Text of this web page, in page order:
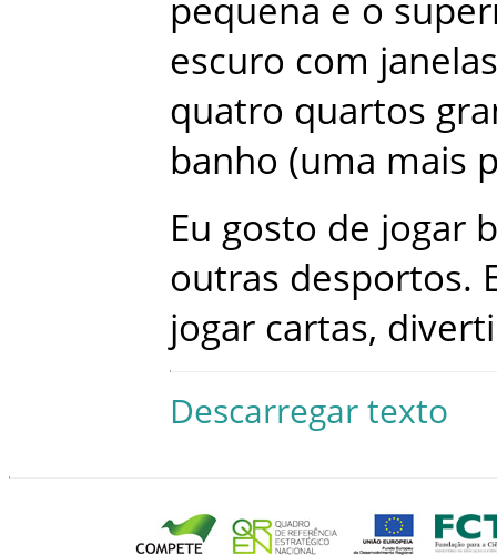
pequena e o
escuro com janelas
quatro quartos
banho (uma mais
Eu gosto de jogar
outras desportos.
jogar cartas,
Descarregar texto